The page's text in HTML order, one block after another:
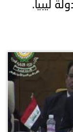
ليبيا.